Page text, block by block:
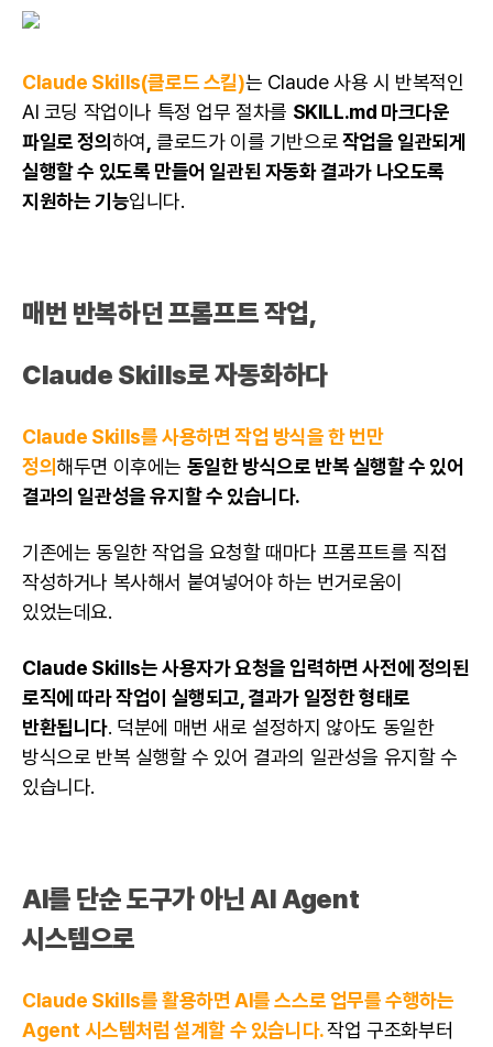
Claude Skills(클로드 스킬)는 Claude 사용 시 반복적인
AI 코딩 작업이나 특정 업무 절차를 SKILL.md 마크다운
파일로 정의 하여 , 클로드가 이를 기반으로작업을 일관되게
실행할 수 있도록 만들어 일관된 자동화 결과가 나오도록
지원하는 기능입니다.
매번 반복하던 프롬프트 작업,
Claude Skills로 자동화하다
Claude Skills를 사용하면 작업 방식을 한 번만
정의 해두면 이후에는 동일한 방식으로 반복 실행할 수 있어
결과의 일관성을 유지할 수 있습니다.
기존에는 동일한 작업을 요청할 때마다 프롬프트를 직접
작성하거나 복사해서 붙여넣어야 하는 번거로움이
있었는데요.
Claude Skills는 사용자가 요청을 입력하면 사전에 정의된
로직에 따라 작업이 실행되고, 결과가 일정한 형태로
반환됩니다. 덕분에 매번 새로 설정하지 않아도 동일한
방식으로 반복 실행할 수 있어 결과의 일관성을 유지할 수
있습니다.
AI를 단순 도구가 아닌AI Agent
시스템으로
Claude Skills를 활용하면 AI를 스스로 업무를 수행하는
Agent 시스템처럼 설계할 수 있습니다.작업 구조화부터